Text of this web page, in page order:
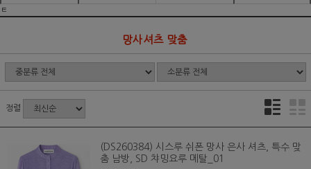
ㅌ
망사셔츠 맞춤
정렬
(DS260384) 시스루 쉬폰 망사 은사 셔츠, 특수 맞
춤 남방, SD 챠밍요루 메탈_01